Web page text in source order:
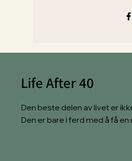
Life After 40
Den beste delen av livet er
Den er bare i ferd med å få en